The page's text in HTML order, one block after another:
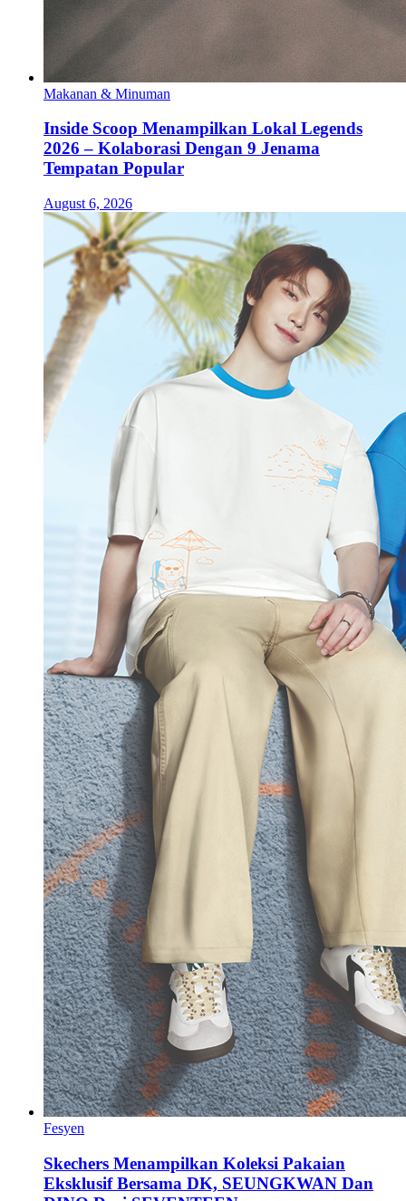
Makanan & Minuman
Inside Scoop Menampilkan Lokal Legends
2026 – Kolaborasi Dengan 9 Jenama
Tempatan Popular
August 6, 2026
Fesyen
Skechers Menampilkan Koleksi Pakaian
Eksklusif Bersama DK, SEUNGKWAN Dan